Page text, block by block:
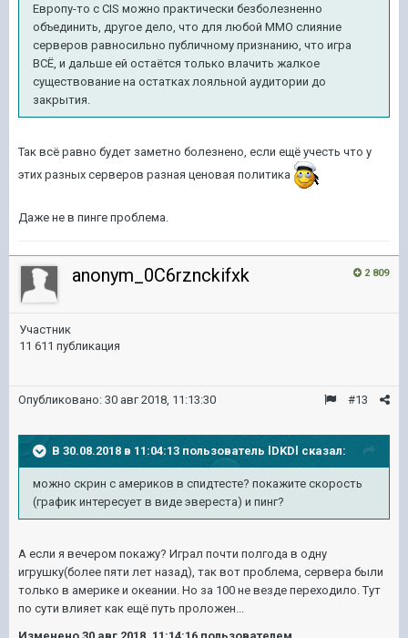
Европу-то с CIS можно практически безболезненно
объединить, другое дело, что для любой ММО слияние
серверов равносильно публичному признанию, что игра
ВСЁ, и дальше ей остаётся только влачить жалкое
существование на остатках лояльной аудитории до
закрытия.
Так всё равно будет заметно болезнено, если ещё учесть что у
этих разных серверов разная ценовая политика
Даже не в пинге проблема.
2 809
anonym_0C6rznckifxk
Участник
11 611 публикация
#13
Опубликовано: 30 авг 2018, 11:13:30
В 30.08.2018 в 11:04:13 пользователь lDKDl сказал:
можно скрин с америков в спидтесте? покажите скорость
(график интересует в виде эвереста) и пинг?
А если я вечером покажу? Играл почти полгода в одну
игрушку(более пяти лет назад), так вот проблема, сервера были
только в америке и океании. Но за 100 не везде переходило. Тут
по сути влияет как ещё путь проложен...